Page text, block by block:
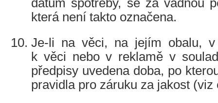
datum spotřeby, se za vadnou
která není takto označena.
Je-li na věci, na jejím obalu, v
k věci nebo v reklamě v
předpisy uvedena doba, po
pravidla pro záruku za jakost (viz